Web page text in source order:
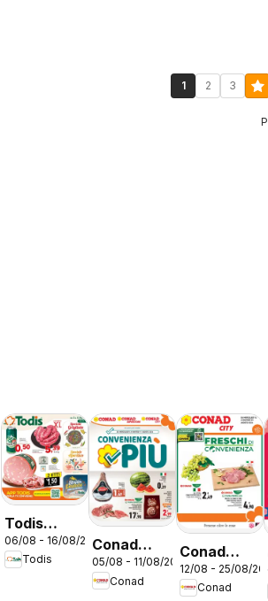
1 2 3
Todis
volantino
Lazio
06/08 - 16/08/2026
Todis
Conad
volantino
Convenienza
05/08 - 11/08/2026
Conad
Conad
volantino
City Lazio
12/08 - 25/08/
Conad